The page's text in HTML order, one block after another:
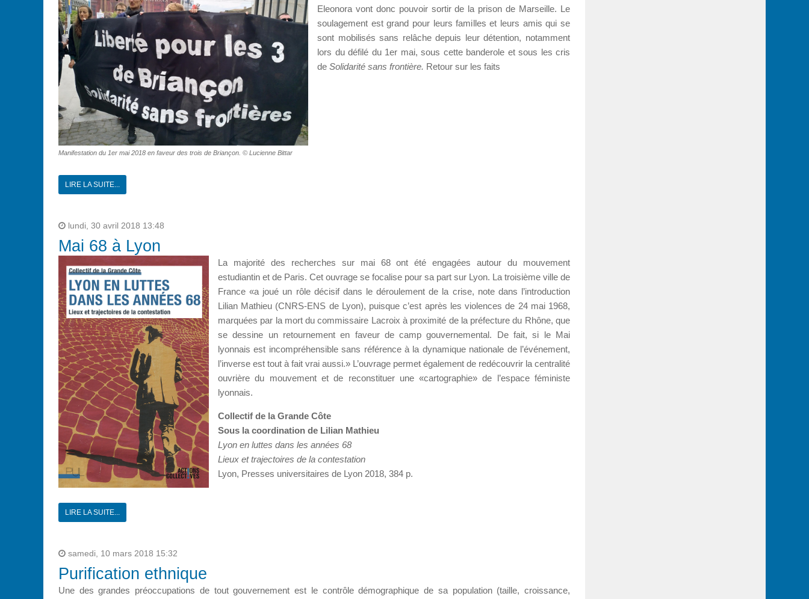
Manifestation du 1er mai 2018 en faveur des trois de Briançon. © Lucienne Bittar
Eleonora vont donc pouvoir sortir de la prison de Marseille. Le
soulagement est grand pour leurs familles et leurs amis qui se
sont mobilisés sans relâche depuis leur détention, notamment
lors du défilé du 1er mai, sous cette banderole et sous les cris
de Solidarité sans frontière. Retour sur les faits
LIRE LA SUITE...
lundi, 30 avril 2018 13:48
Mai 68 à Lyon
La majorité des recherches sur mai 68 ont été engagées autour du mouvement
estudiantin et de Paris. Cet ouvrage se focalise pour sa part sur Lyon. La troisième ville de
France «a joué un rôle décisif dans le déroulement de la crise, note dans l’introduction
Lilian Mathieu (CNRS-ENS de Lyon), puisque c’est après les violences de 24 mai 1968,
marquées par la mort du commissaire Lacroix à proximité de la préfecture du Rhône, que
se dessine un retournement en faveur de camp gouvernemental. De fait, si le Mai
lyonnais est incompréhensible sans référence à la dynamique nationale de l’événement,
l’inverse est tout à fait vrai aussi.» L’ouvrage permet également de redécouvrir la centralité
ouvrière du mouvement et de reconstituer une «cartographie» de l’espace féministe
lyonnais.
Collectif de la Grande Côte
Sous la coordination de Lilian Mathieu
Lyon en luttes dans les années 68
Lieux et trajectoires de la contestation
Lyon, Presses universitaires de Lyon 2018, 384 p.
LIRE LA SUITE...
samedi, 10 mars 2018 15:32
Purification ethnique
Une des grandes préoccupations de tout gouvernement est le contrôle démographique de sa population (taille, croissance,